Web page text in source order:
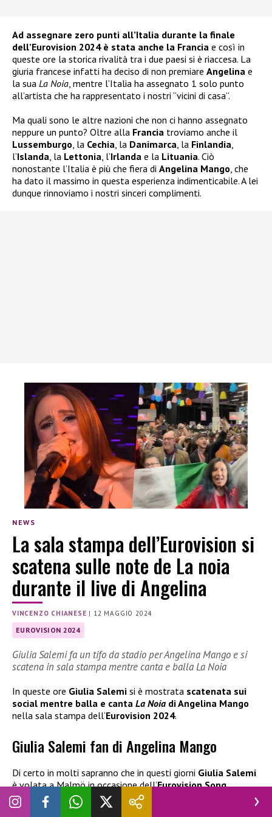
Ad assegnare zero punti all’Italia durante la finale
dell’Eurovision 2024 è stata anche la Francia e così in
queste ore la storica rivalità tra i due paesi si è riaccesa. La
giuria francese infatti ha deciso di non premiare Angelina e
la sua La Noia , mentre l’Italia ha assegnato 1 solo punto
all’artista che ha rappresentato i nostri “vicini di casa”.
Ma quali sono le altre nazioni che non ci hanno assegnato
neppure un punto? Oltre alla Francia troviamo anche il
Lussemburgo , la Cechia , la Danimarca , la Finlandia
l’Islanda , la Lettonia , l’Irlanda e la Lituania. Ciò
nonostante l’Italia è più che fiera di Angelina Mango , che
ha dato il massimo in questa esperienza indimenticabile. A lei
dunque rinnoviamo i nostri sinceri complimenti.
NEWS
La sala stampa dell’Eurovision si
scatena sulle note de La noia
durante il live di Angelina
VINCENZO CHIANESE | 12 MAGGIO 2024
EUROVISION 2024
Giulia Salemi fa un tifo da stadio per Angelina Mango e si
scatena in sala stampa mentre canta e balla La Noia
In queste ore Giulia Salemi si è mostrata scatenata sui
social mentre balla e canta La Noia di Angelina Mango
nella sala stampa dell’Eurovision 2024.
Giulia Salemi fan di Angelina Mango
Di certo in molti sapranno che in questi giorni Giulia Salemi
è volata a Malmö in occasione dell’Eurovision Song
Contest 2024, in qualità di inviata speciale. Per tutta la
settimana così l’influencer ci ha raccontato il dietro le